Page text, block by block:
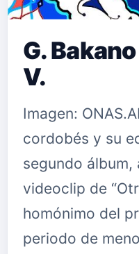
G.
V.
Imagen:
cordobés y su
segundo álbum,
videoclip de
homónimo del
periodo de